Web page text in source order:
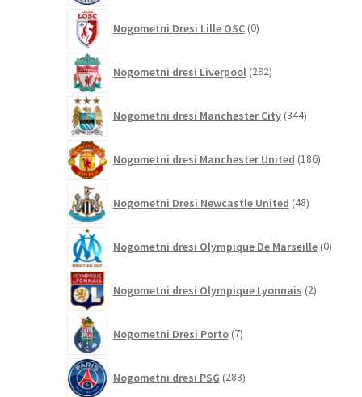
Nogometni Dresi Lille OSC 0izdelkov
Nogometni dresi Liverpool 292izdelkov
Nogometni dresi Manchester City 344izdelkov
Nogometni dresi Manchester United 186izdelkov
Nogometni Dresi Newcastle United 48izdelkov
Nogometni dresi Olympique De Marseille 0
Nogometni dresi Olympique Lyonnais 2izdelka
Nogometni Dresi Porto 7izdelkov
Nogometni dresi PSG 283izdelkov